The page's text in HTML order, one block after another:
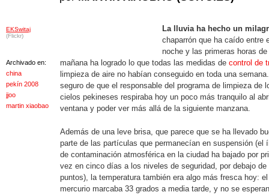
EKSwitaj
(Flickr)
Archivado en:
china
pekín 2008
jjoo
martin xiaobao
La lluvia ha hecho un
chaparrón que ha caído entre
noche y las primeras horas de
mañana ha logrado lo que todas las medidas de control de
limpieza de aire no habían conseguido en toda una
seguro de que el responsable del programa de limpieza de
cielos pekineses respiraba hoy un poco más tranquilo al
ventana y poder ver más allá de la siguiente manzana.
Además de una leve brisa, que parece que se ha llevado
parte de las partículas que permanecían en suspensión (el
de contaminación atmosférica en la ciudad ha bajado por
vez en cinco días a los niveles de seguridad, por debajo de
puntos), la temperatura también era algo más fresca hoy: el
mercurio marcaba 33 grados a media tarde, y no se esperan